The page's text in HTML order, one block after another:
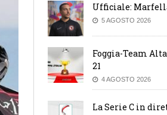
Ufficiale:
5 AGOSTO 2026
Foggia-Team
21
4 AGOSTO 2026
La Serie C in